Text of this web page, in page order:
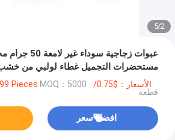
2
/
5
عبوات زجاجية
مستحضرات التجميل غطاء لولبي من خشب
الأسعار：$0.75/Pieces 5000-9999 Pieces MOQ：5000
قطعة
افضل سعر